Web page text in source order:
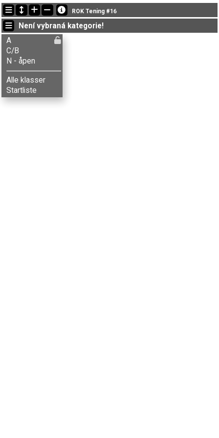
Nejnovější změny
20:03:04: Alf H. Kristensen (C/B) doběhl v čase 20:33 (1)
20:03:04: Hasse Bergstrøm (A) doběhl v čase 22:06 (2)
20:03:04: Henni H. Kristensen (A) doběhl v čase 20:25 (1)
ROK Tening #16
Není vybraná kategorie!
A
C/B
N - åpen
Alle klasser
Startliste